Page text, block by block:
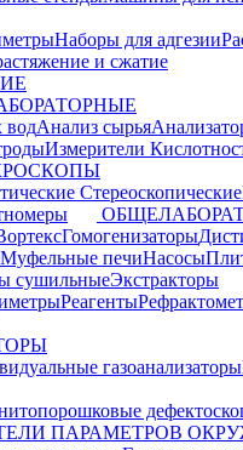
Наборы для адгезии
и сжатие
водАнализ сырья
Измерители
Стереоскопические
Гомогенизаторы
Муфельные печиНасосы
сушильныеЭкстракторы
Реагенты
газоанализаторы
ПАРАМЕТРОВ